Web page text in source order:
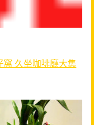
窩 久坐咖啡廳大集